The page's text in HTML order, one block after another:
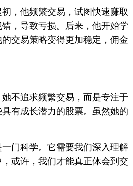
，他频繁交易，试图快速赚取
，导致亏损。后来，他开始学
交易策略变得更加稳定，佣金
不追求频繁交易，而是专注于
有成长潜力的股票。虽然她的
门科学。它需要我们深入理解
或许，我们才能真正体会到交